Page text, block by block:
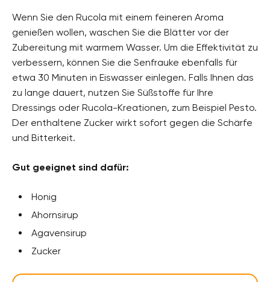
Wenn Sie den Rucola mit einem feineren Aroma
genießen wollen, waschen Sie die Blätter vor der
Zubereitung mit warmem Wasser. Um die Effektivität zu
verbessern, können Sie die Senfrauke ebenfalls für
etwa 30 Minuten in Eiswasser einlegen. Falls Ihnen das
zu lange dauert, nutzen Sie Süßstoffe für Ihre
Dressings oder Rucola-Kreationen, zum Beispiel Pesto.
Der enthaltene Zucker wirkt sofort gegen die Schärfe
und Bitterkeit.
Gut geeignet sind dafür:
Honig
Ahornsirup
Agavensirup
Zucker